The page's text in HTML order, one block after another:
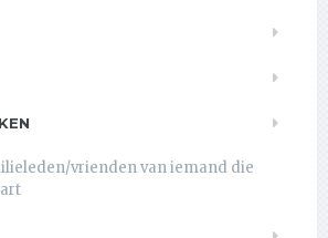
vrienden van iemand die